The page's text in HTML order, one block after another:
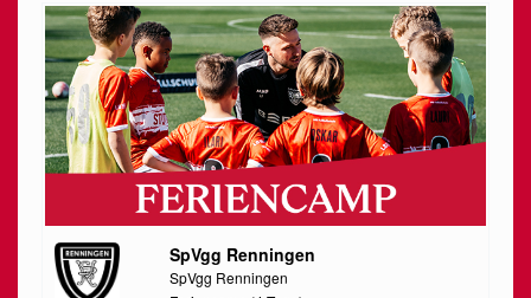
SpVgg Renningen
SpVgg Renningen